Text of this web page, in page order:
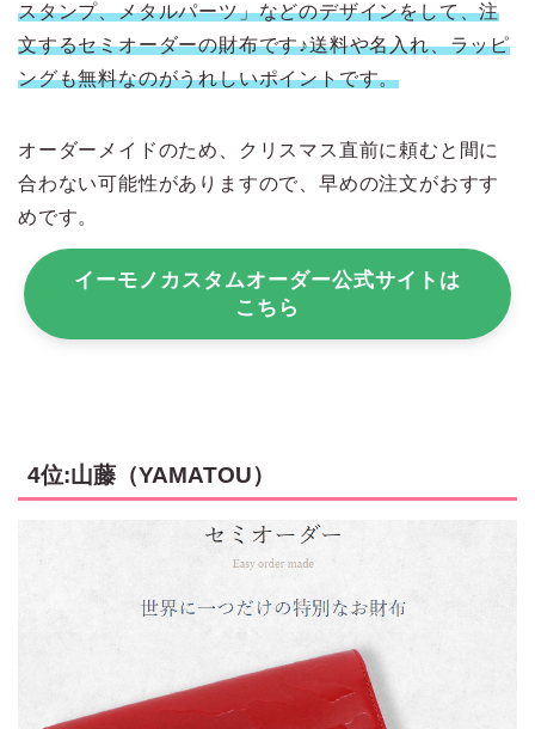
スタンプ、メタルパーツ」などのデザインをして、注
文するセミオーダーの財布です♪送料や名入れ、ラッピ
ングも無料なのがうれしいポイントです。
オーダーメイドのため、クリスマス直前に頼むと間に
合わない可能性がありますので、早めの注文がおすす
めです。
イーモノカスタムオーダー公式サイトは
こちら
4位:山藤（YAMATOU）